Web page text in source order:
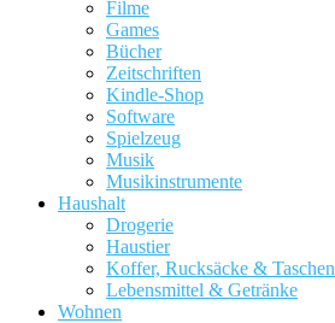
Filme
Games
Bücher
Zeitschriften
Kindle-Shop
Software
Spielzeug
Musik
Musikinstrumente
Haushalt
Drogerie
Haustier
Koffer, Rucksäcke & Taschen
Lebensmittel & Getränke
Wohnen